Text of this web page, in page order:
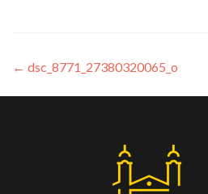
← dsc_8771_27380320065_o